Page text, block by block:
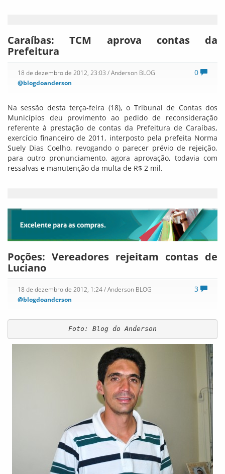
Caraíbas: TCM aprova contas da
Prefeitura
0
18 de dezembro de 2012, 23:03 / Anderson BLOG
@blogdoanderson
Na sessão desta terça-feira (18), o Tribunal de Contas dos
Municípios deu provimento ao pedido de reconsideração
referente à prestação de contas da Prefeitura de Caraíbas,
exercício financeiro de 2011, interposto pela prefeita Norma
Suely Dias Coelho, revogando o parecer prévio de rejeição,
para outro pronunciamento, agora aprovação, todavia com
ressalvas e manutenção da multa de R$ 2 mil.
Poções: Vereadores rejeitam contas de
Luciano
3
18 de dezembro de 2012, 1:24/ Anderson BLOG
@blogdoanderson
Foto: Blog do Anderson